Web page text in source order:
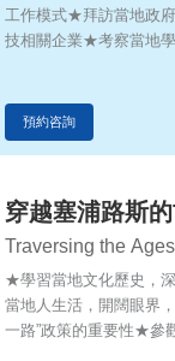
工作模式★拜訪當地政
技相關企業★考察當地
預約咨詢
穿越塞浦路斯
Traversing the
★學習當地文化歷史，
當地人生活，開闊眼界
一路”政策的重要性★參